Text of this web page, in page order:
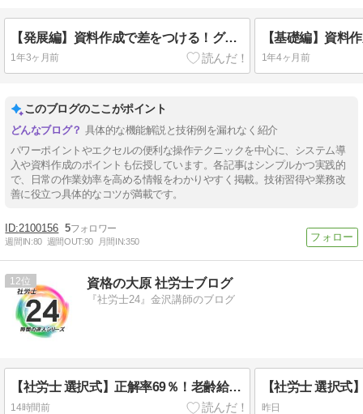
【発展編】資料作成で差をつける！グラフ種類の使い分けと作成方法を紹介
1年3ヶ月前 1年4ヶ月前
このブログのここがポイント
具体的な機能解説と技術例を漏れなく紹介
パワーポイントやエクセルの便利な操作テクニックを中心に、システム導
入や資料作成のポイントも伝授しています。各記事はシンプルかつ実践的
で、日常の作業効率を高める情報をわかりやすく掲載。技術習得や業務改
善に役立つ具体的なコツが満載です。
2100156 5
週間IN:80 週間OUT:90 月間IN:350
12 資格の大原 社労士ブログ
『社労士24』金沢講師のブログ
【社労士 選択式】正解率69％！老齢給付金の請求可能年齢【確定拠出年金法】
14時間前 昨日